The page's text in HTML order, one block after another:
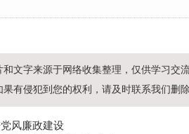
文字来源于网络收集整理，仅供学习交
有侵犯到您的权利，请及时联系我们删除
风廉政建设